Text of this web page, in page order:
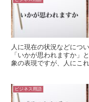
人に現在の状況などにつ
「いかが思われますか」
象の表現ですが、人にこ
ビジネス用語